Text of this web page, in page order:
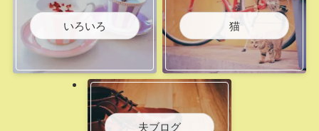
いろいろ 猫
夫ブログ